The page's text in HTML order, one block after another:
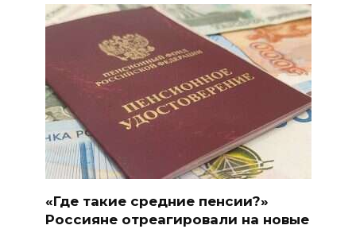
«Где такие средние пенсии?»
Россияне отреагировали на новые